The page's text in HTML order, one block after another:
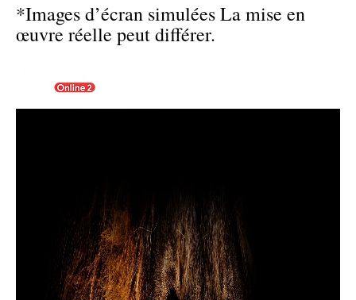
*Images d’écran simulées La mise en
œuvre réelle peut différer.